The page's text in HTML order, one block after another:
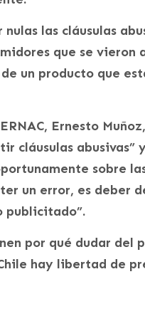
las cláusulas
que se vieron
un producto que
Ernesto
cláusulas abusivas”
sobre
un error, es deber
publicitado”.
por qué dudar del
hay libertad de